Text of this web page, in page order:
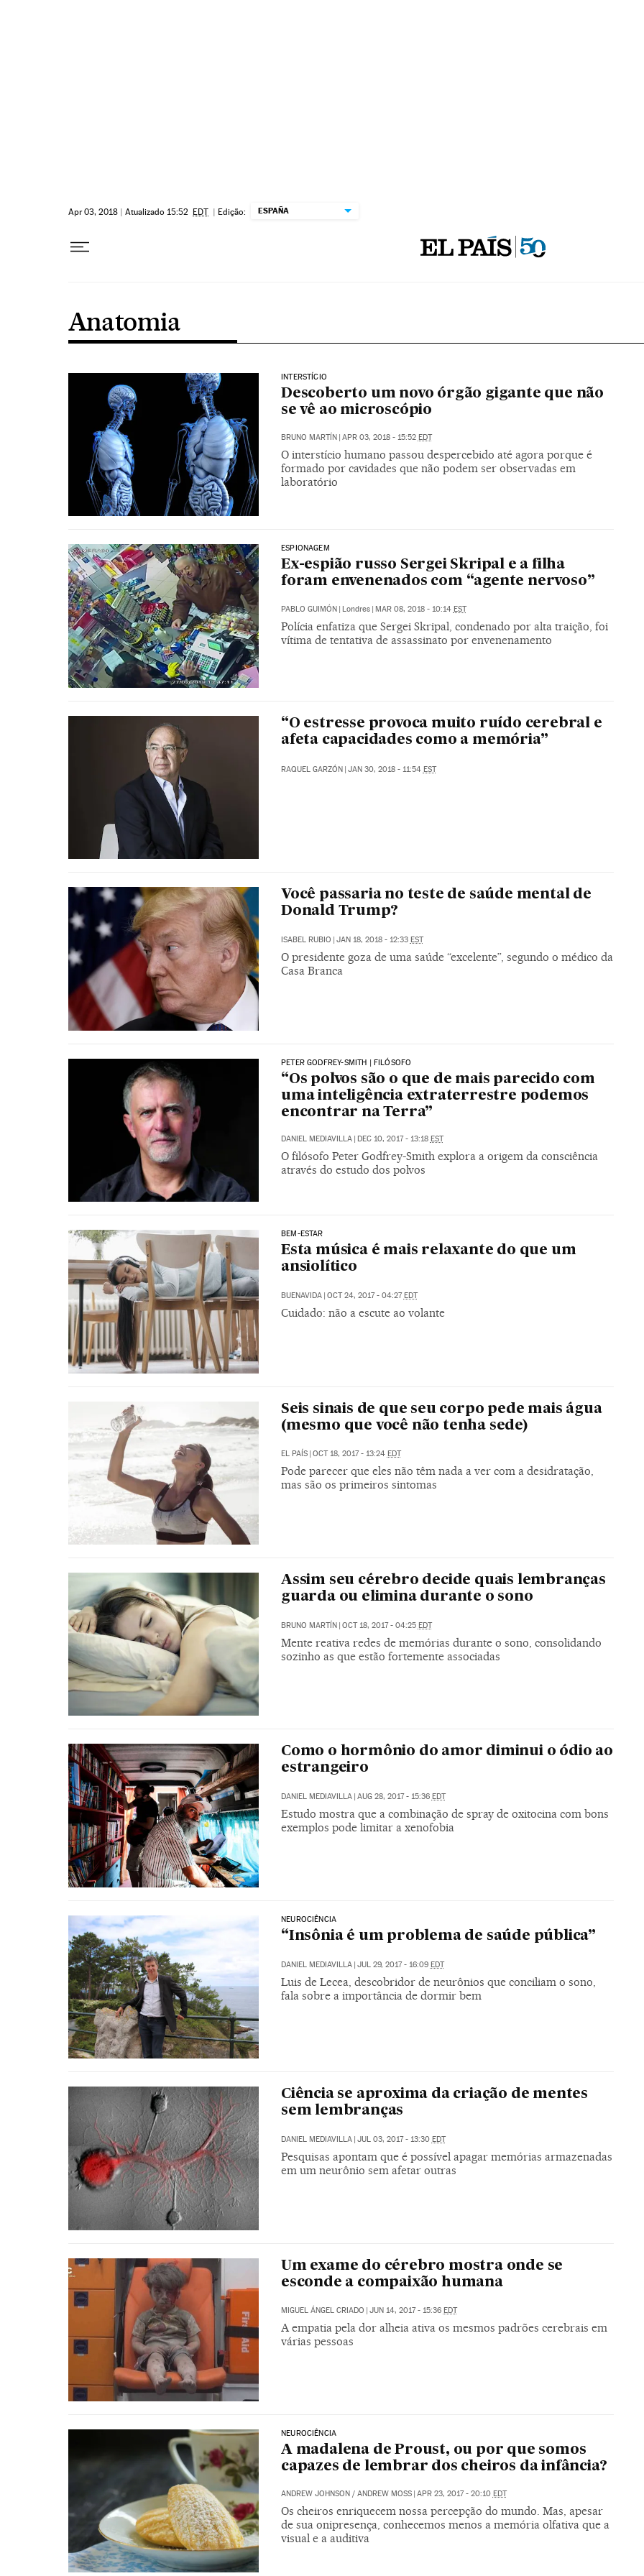
Apr 03, 2018 | Atualizado 15:52 EDT | Edição: ESPAÑA
Anatomia
INTERSTÍCIO
Descoberto um novo órgão gigante que não
se vê ao microscópio
BRUNO MARTÍN | APR 03, 2018 - 15:52 EDT
O interstício humano passou despercebido até agora porque é
formado por cavidades que não podem ser observadas em
laboratório
ESPIONAGEM
Ex-espião russo Sergei Skripal e a filha
foram envenenados com “agente nervoso”
PABLO GUIMÓN Londres MAR 08, 2018 - 10:14 EST
Polícia enfatiza que Sergei Skripal, condenado por alta traição, foi
vítima de tentativa de assassinato por envenenamento
“O estresse provoca muito ruído cerebral e
afeta capacidades como a memória”
RAQUEL GARZÓN JAN 30, 2018 - 11:54 EST
Você passaria no teste de saúde mental de
Donald Trump?
ISABEL RUBIO | JAN 18, 2018 - 12:33 EST
O presidente goza de uma saúde “excelente”, segundo o médico da
Casa Branca
PETER GODFREY-SMITH | FILÓSOFO
“Os polvos são o que de mais parecido com
uma inteligência extraterrestre podemos
encontrar na Terra”
DANIEL MEDIAVILLA DEC 10, 2017 - 13:18 EST
O filósofo Peter Godfrey-Smith explora a origem da consciência
através do estudo dos polvos
BEM-ESTAR
Esta música é mais relaxante do que um
ansiolítico
BUENAVIDA | OCT 24, 2017 - 04:27EDT
Cuidado: não a escute ao volante
Seis sinais de que seu corpo pede mais água
(mesmo que você não tenha sede)
EL PAÍS OCT 18, 2017 - 13:24 EDT
Pode parecer que eles não têm nada a ver com a desidratação,
mas são os primeiros sintomas
Assim seu cérebro decide quais lembranças
guarda ou elimina durante o sono
BRUNO MARTÍN | OCT 18, 2017 - 04:25 EDT
Mente reativa redes de memórias durante o sono, consolidando
sozinho as que estão fortemente associadas
Como o hormônio do amor diminui o ódio ao
estrangeiro
DANIEL MEDIAVILLA | AUG 28, 2017 - 15:36 EDT
Estudo mostra que a combinação de spray de oxitocina com bons
exemplos pode limitar a xenofobia
NEUROCIÊNCIA
“Insônia é um problema de saúde pública”
DANIEL MEDIAVILLA | JUL 29, 2017 - 16:09 EDT
Luis de Lecea, descobridor de neurônios que conciliam o sono,
fala sobre a importância de dormir bem
Ciência se aproxima da criação de mentes
sem lembranças
DANIEL MEDIAVILLA | JUL 03, 2017 - 13:30 EDT
Pesquisas apontam que é possível apagar memórias armazenadas
em um neurônio sem afetar outras
Um exame do cérebro mostra onde se
esconde a compaixão humana
MIGUEL ÁNGEL CRIADO JUN 14, 2017 - 15:36 EDT
A empatia pela dor alheia ativa os mesmos padrões cerebrais em
várias pessoas
NEUROCIÊNCIA
A madalena de Proust, ou por que somos
capazes de lembrar dos cheiros da infância?
ANDREW JOHNSON / ANDREW MOSS | APR 23, 2017 - 20:10 EDT
Os cheiros enriquecem nossa percepção do mundo. Mas, apesar
de sua onipresença, conhecemos menos a memória olfativa que a
visual e a auditiva